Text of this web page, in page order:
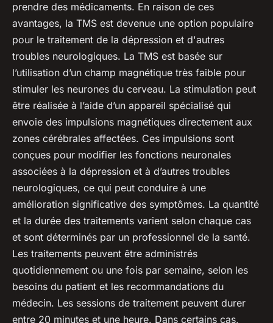
prendre des médicaments. En raison de ces
avantages, la TMS est devenue une option populaire
pour le traitement de la dépression et d'autres
troubles neurologiques. La TMS est basée sur
l’utilisation d’un champ magnétique très faible pour
stimuler les neurones du cerveau. La stimulation peut
être réalisée à l’aide d’un appareil spécialisé qui
envoie des impulsions magnétiques directement aux
zones cérébrales affectées. Ces impulsions sont
conçues pour modifier les fonctions neuronales
associées à la dépression et à d’autres troubles
neurologiques, ce qui peut conduire à une
amélioration significative des symptômes. La quantité
et la durée des traitements varient selon chaque cas
et sont déterminés par un professionnel de la santé.
Les traitements peuvent être administrés
quotidiennement ou une fois par semaine, selon les
besoins du patient et les recommandations du
médecin. Les sessions de traitement peuvent durer
entre 20 minutes et une heure. Dans certains cas,